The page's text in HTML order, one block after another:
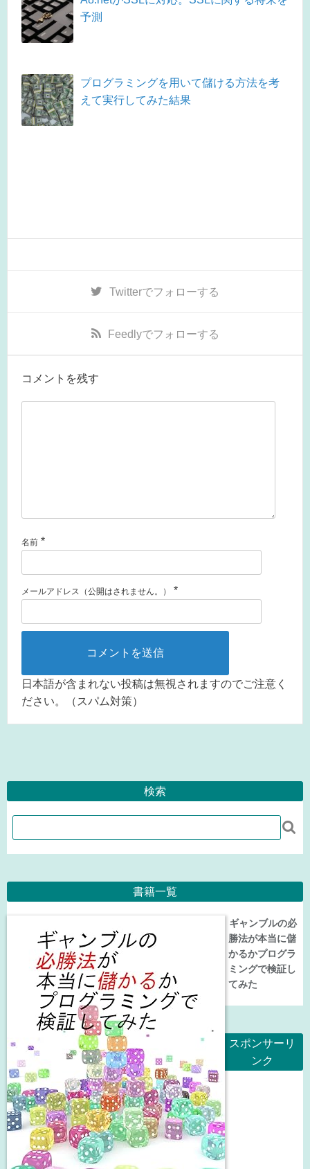
予測
プログラミングを用いて儲ける方法を考
えて実行してみた結果
Twitterでフォローする
Feedlyでフォローする
コメントを残す
名前 *
メールアドレス（公開はされません。） *
日本語が含まれない投稿は無視されますのでご注意く
ださい。（スパム対策）
検索

書籍一覧
ギャンブルの必
勝法が本当に儲
かるかプログラ
ミングで検証し
てみた
スポンサーリ
ンク